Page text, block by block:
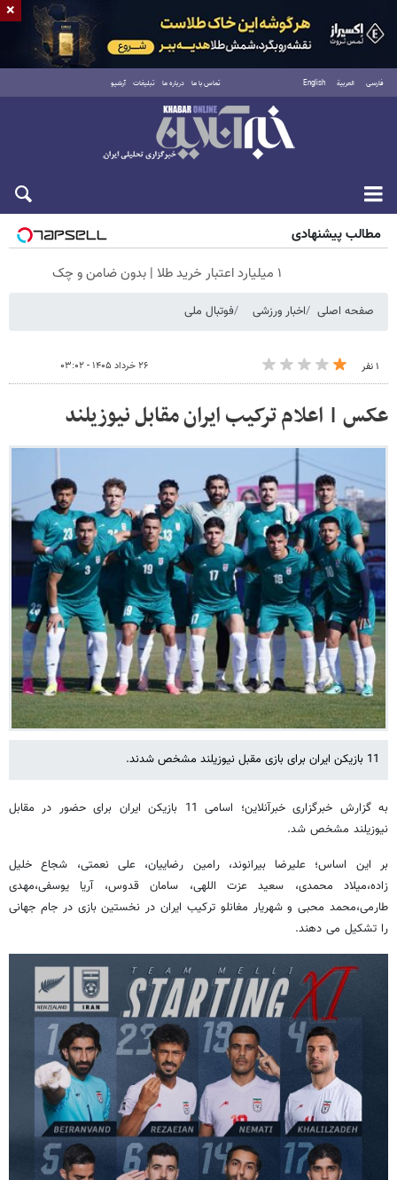
فارسی العربية English تماس با ما درباره ما تبلیغات آرشیو
شنبه ۱۷ مرداد ۱۴۰۵
مطالب پیشنهادی
۱ میلیارد اعتبار خرید طلا | بدون ضامن و چک
صفحه اصلی اخبار ورزشی فوتبال ملی
۱ نفر ۲۶ خرداد ۱۴۰۵ - ۰۳:۰۲
عکس | اعلام ترکیب ایران مقابل نیوزیلند
11 بازیکن ایران برای بازی مقبل نیوزیلند مشخص شدند.
به گزارش خبرگزاری خبرآنلاین؛ اسامی 11 بازیکن ایران برای حضور در مقابل
نیوزیلند مشخص شد.
بر این اساس؛ علیرضا بیرانوند، رامین رضاییان، علی نعمتی، شجاع خلیل
زاده،میلاد محمدی، سعید عزت اللهی، سامان قدوس، آریا یوسفی،مهدی
طارمی،محمد محبی و شهریار مغانلو ترکیب ایران در نخستین بازی در جام جهانی
را تشکیل می دهند.
×